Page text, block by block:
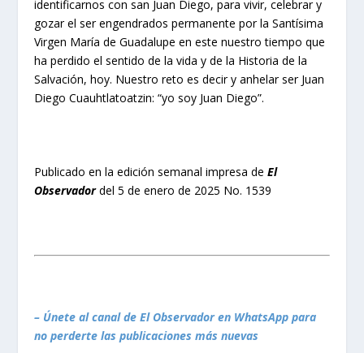
identificarnos con san Juan Diego, para vivir, celebrar y
gozar el ser engendrados permanente por la Santísima
Virgen María de Guadalupe en este nuestro tiempo que
ha perdido el sentido de la vida y de la Historia de la
Salvación, hoy. Nuestro reto es decir y anhelar ser Juan
Diego Cuauhtlatoatzin: “yo soy Juan Diego”.
Publicado en la edición semanal impresa deEl
Observadordel 5 de enero de 2025 No. 1539
– Únete al canal de El Observador en WhatsApp para
no perderte las publicaciones más nuevas